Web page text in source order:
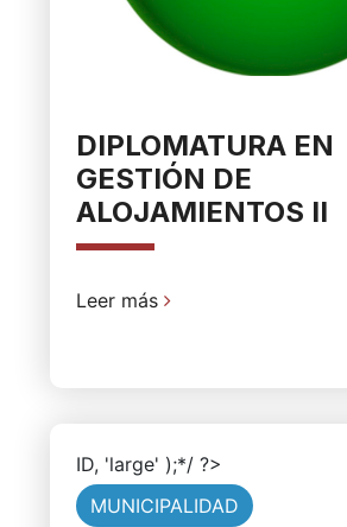
DIPLOMATURA EN
GESTIÓN DE
ALOJAMIENTOS II
Leer más
ID, 'large' );*/ ?>
MUNICIPALIDAD